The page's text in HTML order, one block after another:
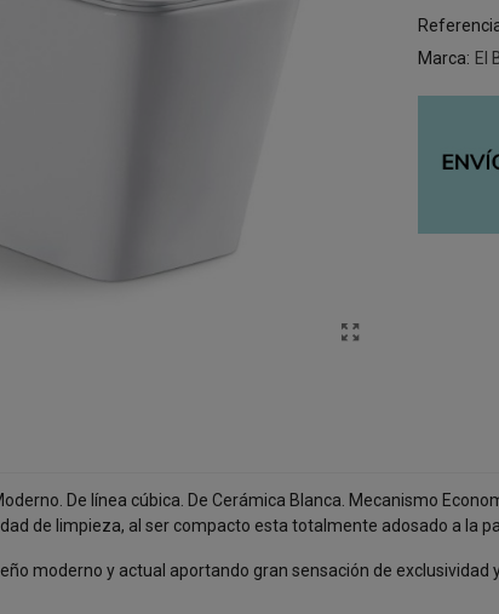
Marca: El
De línea cúbica. De Cerámica Blanca. Mecanismo
de limpieza, al ser compacto esta totalmente adosado a la
moderno y actual aportando gran sensación de